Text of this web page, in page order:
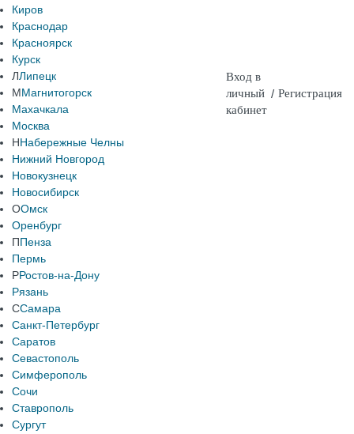
Киров
Краснодар
Красноярск
Курск
ЛЛипецк
ММагнитогорск
Махачкала
Москва
ННабережные Челны
Нижний Новгород
Новокузнецк
Новосибирск
ООмск
Оренбург
ППенза
Пермь
РРостов-на-Дону
Рязань
ССамара
Санкт-Петербург
Саратов
Севастополь
Симферополь
Сочи
Ставрополь
Сургут
Вход в
личный
кабинет
/ Регистрация